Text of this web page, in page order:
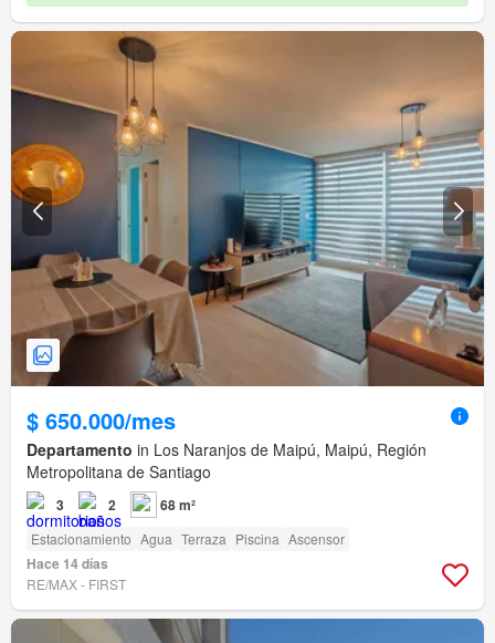
$ 650.000/mes
Departamento in Los Naranjos de Maipú, Maipú, Región
Metropolitana de Santiago
3 2 68 m²
Estacionamiento Agua Terraza Piscina Ascensor
Hace 14 días
RE/MAX - FIRST